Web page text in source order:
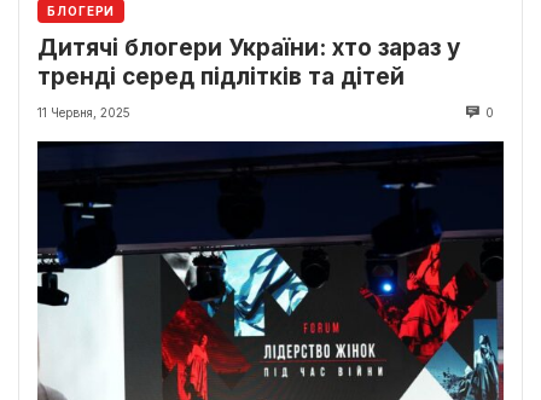
БЛОГЕРИ
Дитячі блогери України: хто зараз у
тренді серед підлітків та дітей
11 Червня, 2025 0